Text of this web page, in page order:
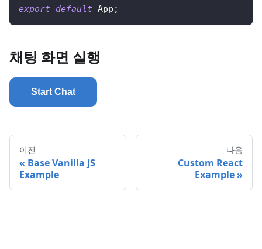
export default App ;
채팅 화면 실행
Start Chat
echo 전송
이전
Base Vanilla JS
Example
다음
Custom React
Example